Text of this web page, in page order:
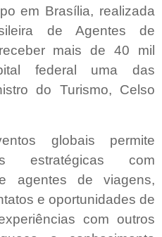
em Brasília, realizada
de Agentes de
mais de 40 mil
federal uma das
do Turismo, Celso
globais permite
estratégicas com
agentes de viagens,
e oportunidades de
com outros